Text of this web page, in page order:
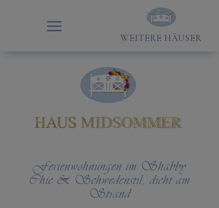
WEITERE HÄUSER
Ferienwohnungen im Shabby
Chic & Schwedenstil, dicht am
Strand